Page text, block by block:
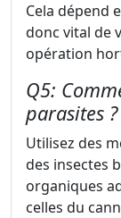
Cela dépend
donc vital de
opération
Q5:
parasites ?
Utilisez des
des insectes
organiques
celles du